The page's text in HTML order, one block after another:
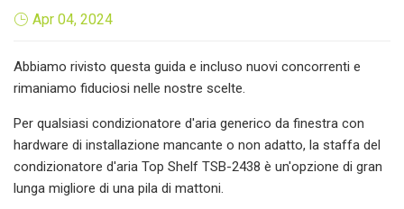
Apr 04, 2024
Abbiamo rivisto questa guida e incluso nuovi concorrenti e
rimaniamo fiduciosi nelle nostre scelte.
Per qualsiasi condizionatore d'aria generico da finestra con
hardware di installazione mancante o non adatto, la staffa del
condizionatore d'aria Top Shelf TSB-2438 è un'opzione di gran
lunga migliore di una pila di mattoni.